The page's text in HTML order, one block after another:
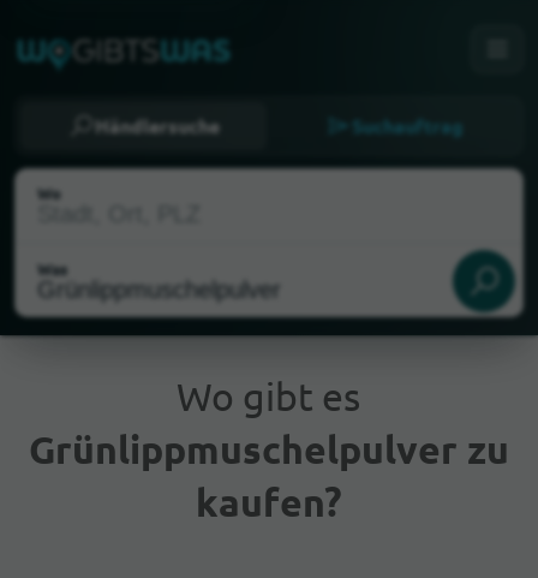
Händlersuche Suchauftrag
Wo
Was
Aktueller Standort
Wo gibt es
Grünlippmuschelpulver zu
kaufen?